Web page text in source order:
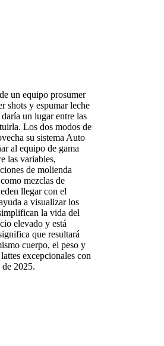
un equipo prosumer
shots y espumar leche
un lugar entre las
Los dos modos de
su sistema Auto
al equipo de gama
las variables,
de molienda
mezclas de
llegar con el
a visualizar los
la vida del
elevado y está
que resultará
cuerpo, el peso y
excepcionales con
2025.